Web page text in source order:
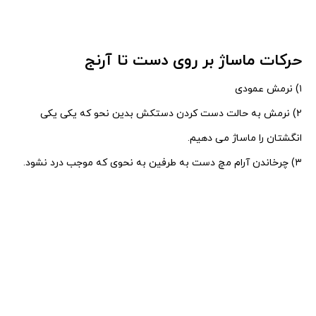
حرکات ماساژ بر روی دست تا آرنج
۱) نرمش عمودی
۲) نرمش به حالت دست کردن دستکش بدین نحو که یکی یکی
انگشتان را ماساژ می دهیم.
۳) چرخاندن آرام مچ دست به طرفین به نحوی که موجب درد نشود.